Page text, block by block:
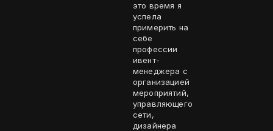
это время я
успела
примерить на
себе
профессии
ивент-
менеджера с
организацией
мероприятий,
управляющего
сети,
дизайнера